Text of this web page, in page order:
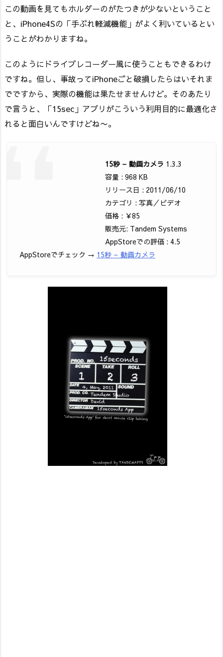
この動画を見てもホルダーのがたつきが少ないということ
と、iPhone4Sの「手ぶれ軽減機能」がよく利いているとい
うことがわかりますね。
このようにドライブレコーダー風に使うこともできるわけ
ですね。但し、事故ってiPhoneごと破損したらはいそれま
でですから、実際の機能は果たせませんけど。そのあたり
で言うと、「15sec」アプリがこういう利用目的に最適化さ
れると面白いんですけどね〜。
15秒 – 動画カメラ 1.3.3
容量 : 968 KB
リリース日 : 2011/06/10
カテゴリ : 写真／ビデオ
価格 : ￥85
販売元: Tandem Systems
AppStoreでの評価 : 4.5
AppStoreでチェック → 15秒 – 動画カメラ